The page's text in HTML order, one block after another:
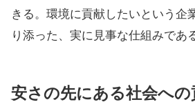
きる。環境に貢献したいという企
り添った、実に見事な仕組みであ
安さの先にある社会への